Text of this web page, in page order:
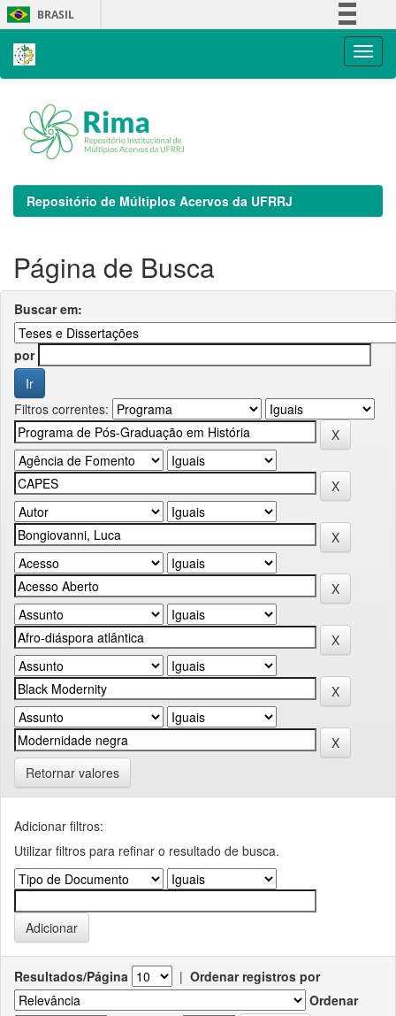
Skip
navigation
BRASIL
Repositório de Múltiplos Acervos da UFRRJ
Página de Busca
Buscar em:
por
Filtros correntes:
Retornar valores
Adicionar filtros:
Utilizar filtros para refinar o resultado de busca.
Resultados/Página | Ordenar registros por
Ordenar